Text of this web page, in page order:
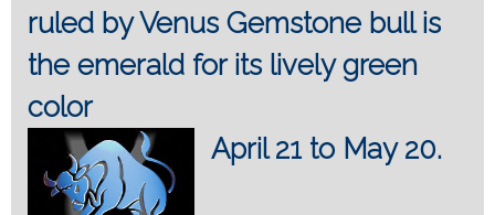
ruled by Venus Gemstone bull is
the emerald for its lively green
color
April 21 to May 20.